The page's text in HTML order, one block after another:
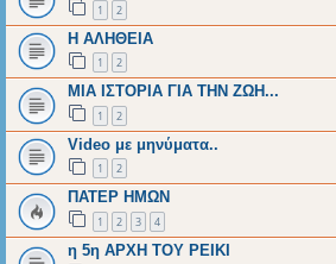
1 2
Η ΑΛΗΘΕΙΑ
1 2
ΜΙΑ ΙΣΤΟΡΙΑ ΓΙΑ ΤΗΝ ΖΩΗ...
1 2
Video με μηνύματα..
1 2
ΠΑΤΕΡ ΗΜΩΝ
1 2 3 4
η 5η ΑΡΧΗ ΤΟΥ ΡΕΙΚΙ